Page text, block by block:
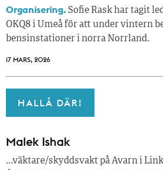
Organisering.Sofie Rask har tagit
OKQ8 i Umeå för att under vintern
bensinstationer i norra Norrland.
17 MARS, 2026
HALLÅ DÄR!
Malek Ishak
…väktare/skyddsvakt på Avarn i